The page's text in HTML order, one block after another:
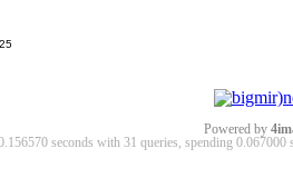
Powered by
seconds with 31 queries, spending